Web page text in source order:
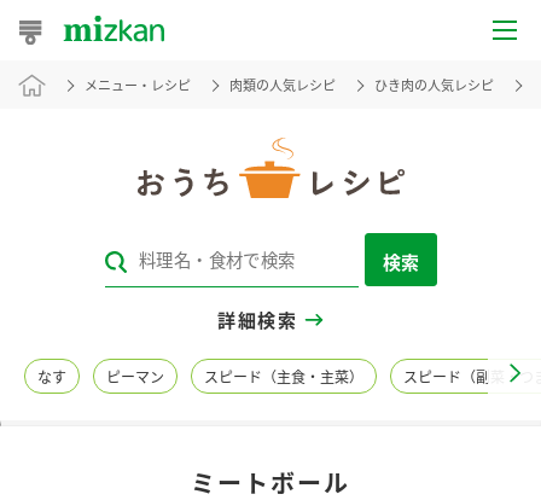
おうちレシピ
レシピカテゴリ一覧
レシピ名特集
メニュー・レシピ 肉類の人気レシピ ひき肉の人気レシピ
検索
詳細検索
なす ピーマン スピード（主食・主菜） スピード（副菜・つ
ミートボール